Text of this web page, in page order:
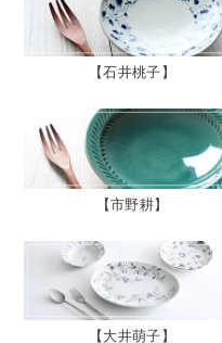
石井桃子
市野耕
大井萌子